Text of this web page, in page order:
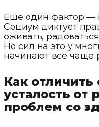
Еще один фактор —
Социум диктует
оживать,
Но сил на это у
начинают все чаще
Как
усталость от
проблем со